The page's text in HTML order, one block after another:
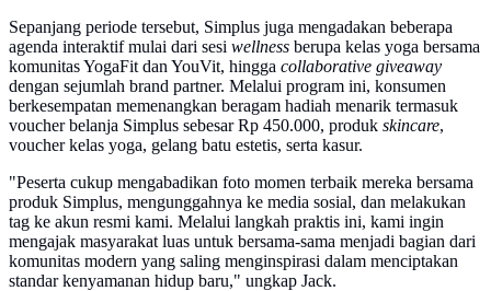
Sepanjang periode tersebut, Simplus juga mengadakan beberapa
agenda interaktif mulai dari sesi wellness berupa kelas yoga bersama
komunitas YogaFit dan YouVit, hingga collaborative giveaway
dengan sejumlah brand partner. Melalui program ini, konsumen
berkesempatan memenangkan beragam hadiah menarik termasuk
voucher belanja Simplus sebesar Rp 450.000, produk skincare,
voucher kelas yoga, gelang batu estetis, serta kasur.
"Peserta cukup mengabadikan foto momen terbaik mereka bersama
produk Simplus, mengunggahnya ke media sosial, dan melakukan
tag ke akun resmi kami. Melalui langkah praktis ini, kami ingin
mengajak masyarakat luas untuk bersama-sama menjadi bagian dari
komunitas modern yang saling menginspirasi dalam menciptakan
standar kenyamanan hidup baru," ungkap Jack.